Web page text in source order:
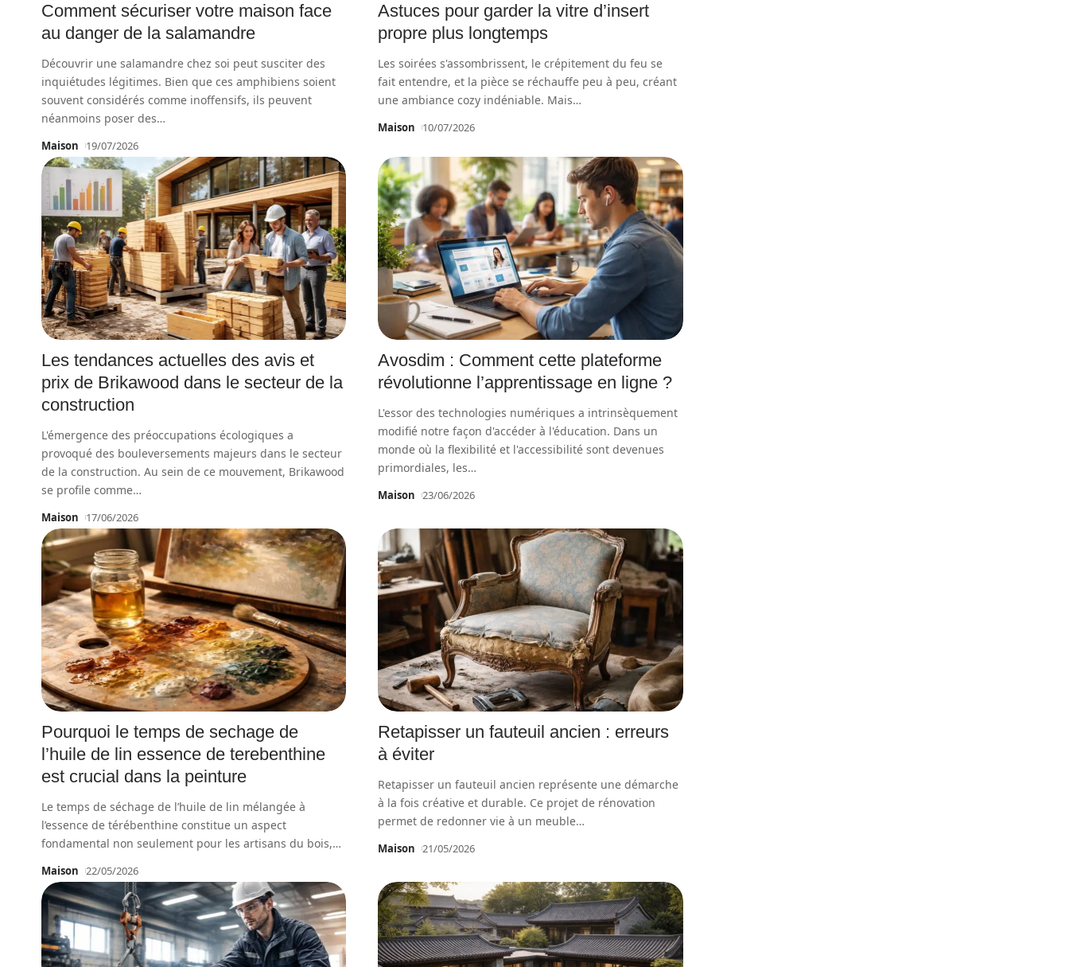
Comment sécuriser votre maison face
au danger de la salamandre
Découvrir une salamandre chez soi peut susciter des
inquiétudes légitimes. Bien que ces amphibiens soient
souvent considérés comme inoffensifs, ils peuvent
néanmoins poser des…
Maison 19/07/2026
Astuces pour garder la vitre d’insert
propre plus longtemps
Les soirées s'assombrissent, le crépitement du feu se
fait entendre, et la pièce se réchauffe peu à peu, créant
une ambiance cozy indéniable. Mais…
Maison 10/07/2026
Les tendances actuelles des avis et
prix de Brikawood dans le secteur de la
construction
L'émergence des préoccupations écologiques a
provoqué des bouleversements majeurs dans le secteur
de la construction. Au sein de ce mouvement, Brikawood
se profile comme…
Maison 17/06/2026
Avosdim : Comment cette plateforme
révolutionne l’apprentissage en ligne ?
L'essor des technologies numériques a intrinsèquement
modifié notre façon d'accéder à l'éducation. Dans un
monde où la flexibilité et l'accessibilité sont devenues
primordiales, les…
Maison 23/06/2026
Pourquoi le temps de sechage de
l’huile de lin essence de terebenthine
est crucial dans la peinture
Le temps de séchage de l’huile de lin mélangée à
l’essence de térébenthine constitue un aspect
fondamental non seulement pour les artisans du bois,…
Maison 22/05/2026
Retapisser un fauteuil ancien : erreurs
à éviter
Retapisser un fauteuil ancien représente une démarche
à la fois créative et durable. Ce projet de rénovation
permet de redonner vie à un meuble…
Maison 21/05/2026